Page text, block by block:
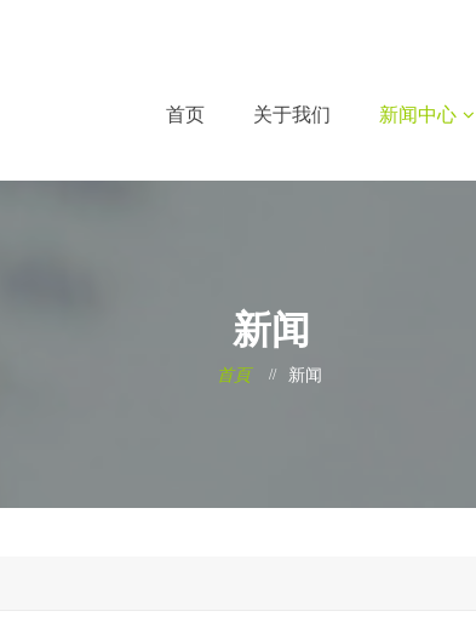
首页 关于我们 新闻中心
新闻
首頁 新闻